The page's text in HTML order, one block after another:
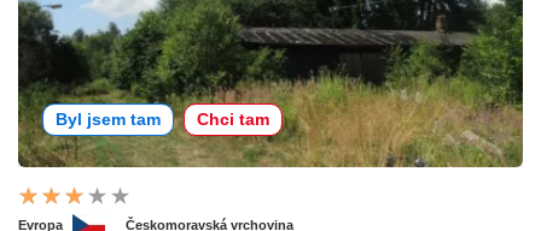
Byl jsem tam Chci tam
Evropa Českomoravská vrchovina